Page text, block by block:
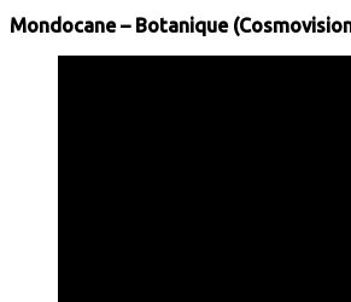
Mondocane – Botanique